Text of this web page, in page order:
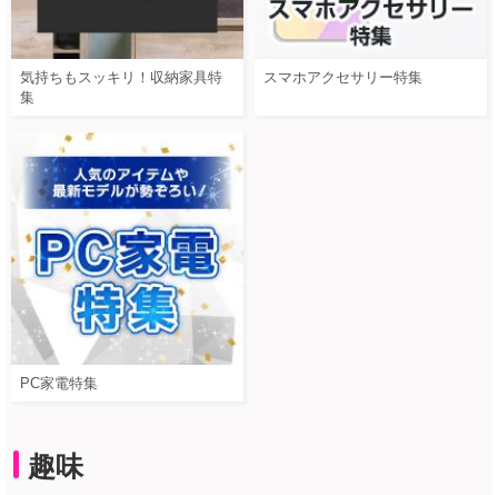
気持ちもスッキリ！収納家具特
集
スマホアクセサリー特集
PC家電特集
趣味